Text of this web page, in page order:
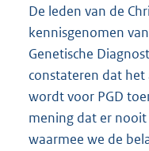
De leden van de
kennisgenomen
Genetische
constateren dat
wordt voor PGD
mening dat er
waarmee we de